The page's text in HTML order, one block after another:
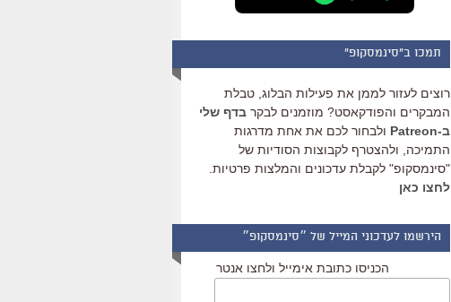
תמכו ב"סינמסקופ"
רוצים לעזור לממן את פעילות הבלוג, טבלת
המבקרים והפודקאסט? מוזמנים לבקר בדף שלי
ב-Patreon
ולבחור לכם את אחת מדרגות
התמיכה, ולהצטרף לקבוצות הסודיות של
"סינמסקופ" לקבלת עדכונים והמלצות פרטיות.
לחצו כאן
הירשמו לעדכוני המייל של ״סינמסקופ״
הכניסו כתובת אימייל ולחצו אנטר